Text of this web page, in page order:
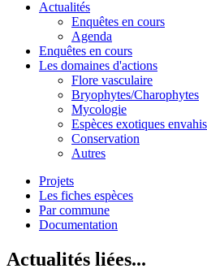
Actualités
Enquêtes en cours
Agenda
Enquêtes en cours
Les domaines d'actions
Flore vasculaire
Bryophytes/Charophytes
Mycologie
Espèces exotiques
Conservation
Autres
Projets
Les fiches espèces
Par commune
Documentation
Actualités liées...